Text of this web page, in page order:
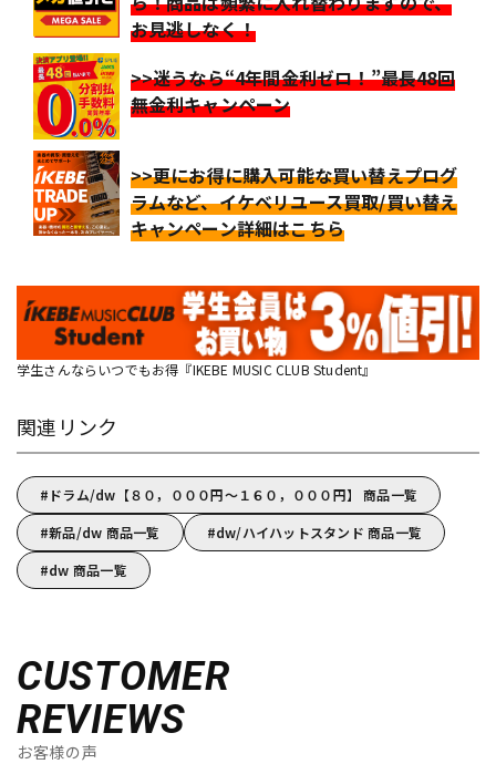
お見逃しなく！
>>迷うなら“4年間金利ゼロ！”最長48回
無金利キャンペーン
>>更にお得に購入可能な買い替えプログ
ラムなど、イケベリユース買取/買い替え
キャンペーン詳細はこちら
学生さんならいつでもお得『IKEBE MUSIC CLUB Student』
関連リンク
ドラム/dw【８０，０００円～１６０，０００円】 商品一覧
新品/dw 商品一覧
dw/ハイハットスタンド 商品一覧
dw 商品一覧
CUSTOMER
REVIEWS
お客様の声